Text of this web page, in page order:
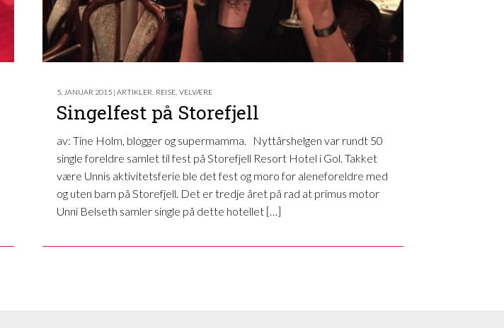
5. JANUAR 2015 | ARTIKLER REISE VELVÆRE
Singelfest på Storefjell
av: Tine Holm, blogger og supermamma. Nyttårshelgen var rundt 50
single foreldre samlet til fest på Storefjell Resort Hotel i Gol. Takket
være Unnis aktivitetsferie ble det fest og moro for aleneforeldre med
og uten barn på Storefjell. Det er tredje året på rad at primus motor
Unni Belseth samler single på dette hotellet […]